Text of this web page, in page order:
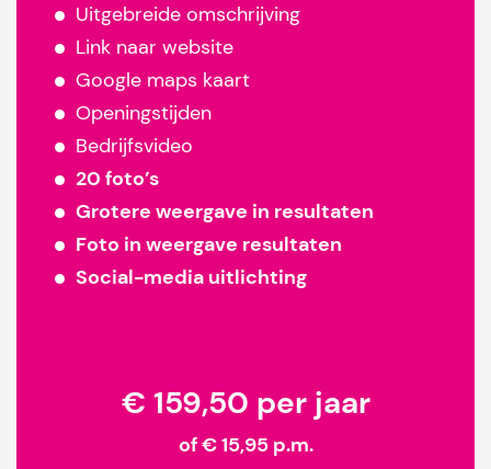
Uitgebreide omschrijving
Link naar website
Google maps kaart
Openingstijden
Bedrijfsvideo
20 foto’s
Grotere weergave in resultaten
Foto in weergave resultaten
Social-media uitlichting
€ 159,50 per jaar
of € 15,95 p.m.